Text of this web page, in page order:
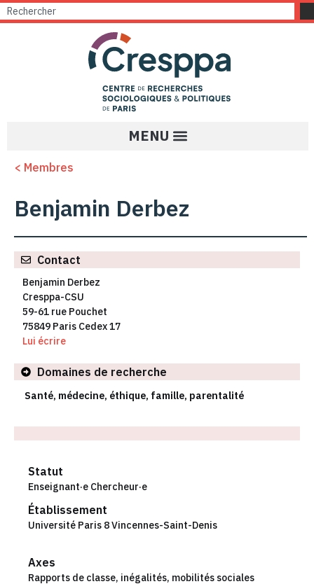
< Membres
Benjamin Derbez
Contact
Benjamin Derbez
Cresppa-CSU
59-61 rue Pouchet
75849 Paris Cedex 17
Lui écrire
Domaines de recherche
Santé, médecine, éthique, famille, parentalité
Statut
Enseignant·e Chercheur·e
Établissement
Université Paris 8 Vincennes-Saint-Denis
Axes
Rapports de classe, inégalités, mobilités sociales